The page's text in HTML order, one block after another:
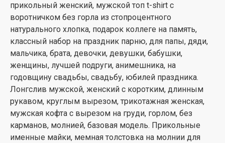
прикольный женский, мужской топ t-shirt с
воротничком без горла из стопроцентного
натурального хлопка, подарок коллеге на память,
классный набор на праздник парню, для папы, дяди,
мальчика, брата, девочки, девушки, бабушки,
женщины, лучшей подруги, анимешника, на
годовщину свадьбы, свадьбу, юбилей праздника.
Лонгслив мужской, женский с коротким, длинным
рукавом, круглым вырезом, трикотажная женская,
мужская кофта с вырезом на груди, горлом, без
карманов, молнией, базовая модель. Прикольные
именные майки, мемная толстовка на молнии для